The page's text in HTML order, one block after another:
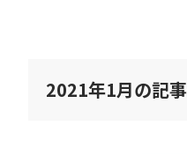
2021年1月の記